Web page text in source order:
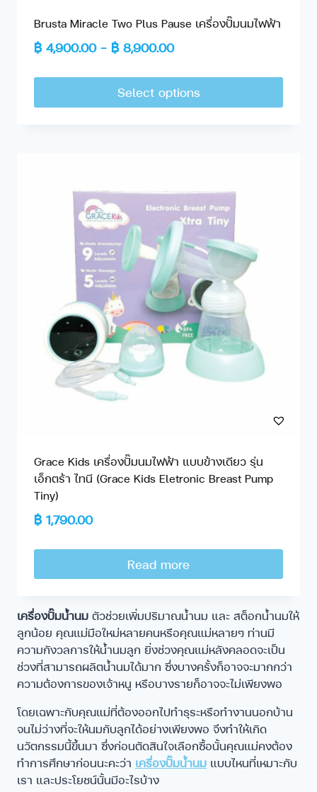
Brusta Miracle Two Plus Pause เครื่องปั๊มนมไฟฟ้า
฿ 4,900.00 – ฿ 8,900.00
Select options
Grace Kids เครื่องปั๊มนมไฟฟ้า แบบข้างเดียว รุ่น
เอ็กตร้า ไทนี (Grace Kids Eletronic Breast Pump
Tiny)
฿ 1,790.00
Read more
เครื่องปั๊มน้ำนม ตัวช่วยเพิ่มปริมาณน้ำนม และ สต็อกน้ำนมให้
ลูกน้อย คุณแม่มือใหม่หลายคนหรือคุณแม่หลายๆ ท่านมี
ความกังวลการให้น้ำนมลูก ยิ่งช่วงคุณแม่หลังคลอดจะเป็น
ช่วงที่สามารถผลิตน้ำนมได้มาก ซึ่งบางครั้งก็อาจจะมากกว่า
ความต้องการของเจ้าหนู หรือบางรายก็อาจจะไม่เพียงพอ
โดยเฉพาะกับคุณแม่ที่ต้องออกไปทำธุระหรือทำงานนอกบ้าน
จนไม่ว่างที่จะให้นมกับลูกได้อย่างเพียงพอ จึงทำให้เกิด
นวัตกรรมนี้ขึ้นมา ซึ่งก่อนตัดสินใจเลือกซื้อนั้นคุณแม่คงต้อง
ทำการศึกษาก่อนนะคะว่า เครื่องปั๊มน้ำนม แบบไหนที่เหมาะกับ
เรา และประโยชน์นั้นมีอะไรบ้าง